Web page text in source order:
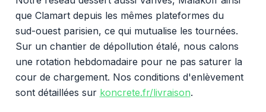
que Clamart depuis les mêmes plateformes du
sud-ouest parisien, ce qui mutualise les tournées.
Sur un chantier de dépollution étalé, nous calons
une rotation hebdomadaire pour ne pas saturer la
cour de chargement. Nos conditions d'enlèvement
sont détaillées sur koncrete.fr/livraison.